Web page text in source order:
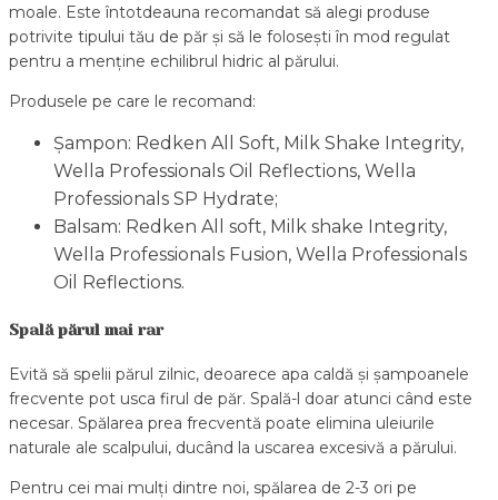
moale. Este întotdeauna recomandat să alegi produse
potrivite tipului tău de păr și să le folosești în mod regulat
pentru a menține echilibrul hidric al părului.
Produsele pe care le recomand:
Șampon: Redken All Soft, Milk Shake Integrity,
Wella Professionals Oil Reflections, Wella
Professionals SP Hydrate;
Balsam: Redken All soft, Milk shake Integrity,
Wella Professionals Fusion, Wella Professionals
Oil Reflections.
Spală părul mai rar
Evită să spelii părul zilnic, deoarece apa caldă și șampoanele
frecvente pot usca firul de păr. Spală-l doar atunci când este
necesar. Spălarea prea frecventă poate elimina uleiurile
naturale ale scalpului, ducând la uscarea excesivă a părului.
Pentru cei mai mulți dintre noi, spălarea de 2-3 ori pe